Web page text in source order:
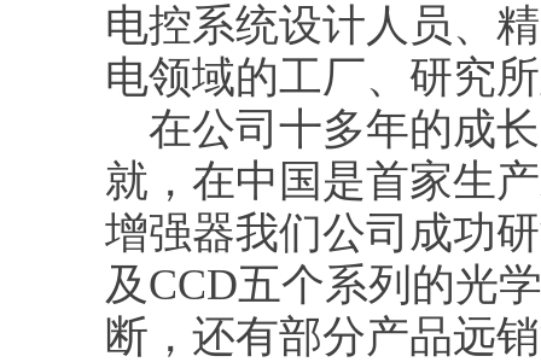
电控系统设计人员、
电领域的工厂、研究
在公司十多年的成
就，在中国是首家生
增强器我们公司成功
及CCD五个系列的光
断，还有部分产品远